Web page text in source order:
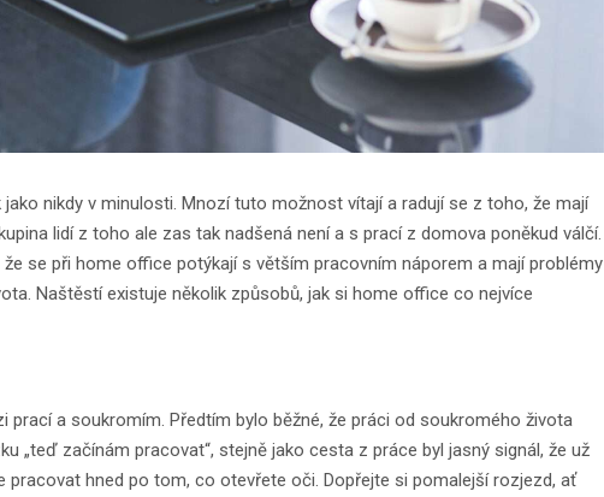
nikdy v minulosti. Mnozí tuto možnost vítají a radují se z toho, že mají
lidí z toho ale zas tak nadšená není a s prací z domova poněkud válčí.
se při home office potýkají s větším pracovním náporem a mají problémy
Naštěstí existuje několik způsobů, jak si home office co nejvíce
a soukromím. Předtím bylo běžné, že práci od soukromého života
„teď začínám pracovat“, stejně jako cesta z práce byl jasný signál, že už
pracovat hned po tom, co otevřete oči. Dopřejte si pomalejší rozjezd, ať